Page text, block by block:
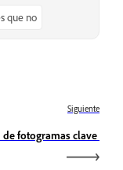
que no
Siguiente
de fotogramas clave